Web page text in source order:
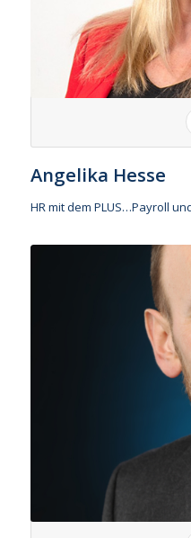
Angelika Hesse
HR mit dem PLUS…Payroll